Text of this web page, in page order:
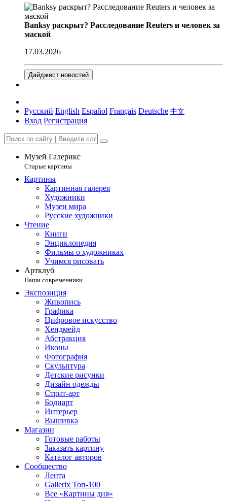
Banksy раскрыт? Расследование Reuters и человек за
маской
17.03.2026
Дайджест новостей
Русский English Español Français Deutsche 中文
Вход Регистрация
Музей Галерикс
Старые картины
Картины
Картинная галерея
Художники
Музеи мира
Русские художники
Чтение
Книги
Энциклопедия
Фильмы о художниках
Учимся рисовать
Артклуб
Наши современники
Экспозиция
Живопись
Графика
Цифровое искусство
Хендмейд
Абстракция
Иконы
Фотография
Скульптура
Детские рисунки
Дизайн одежды
Стрит-арт
Бодиарт
Интерьер
Вышивка
Магазин
Готовые работы
Заказать картину
Каталог авторов
Сообщество
Лента
Gallerix Топ-100
Все «Картины дня»